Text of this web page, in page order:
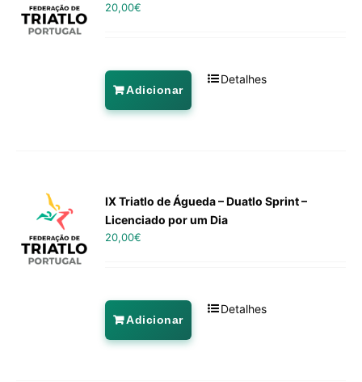
20,00€
Adicionar
Detalhes
IX Triatlo de Águeda – Duatlo Sprint –
Licenciado por um Dia
20,00€
Adicionar
Detalhes